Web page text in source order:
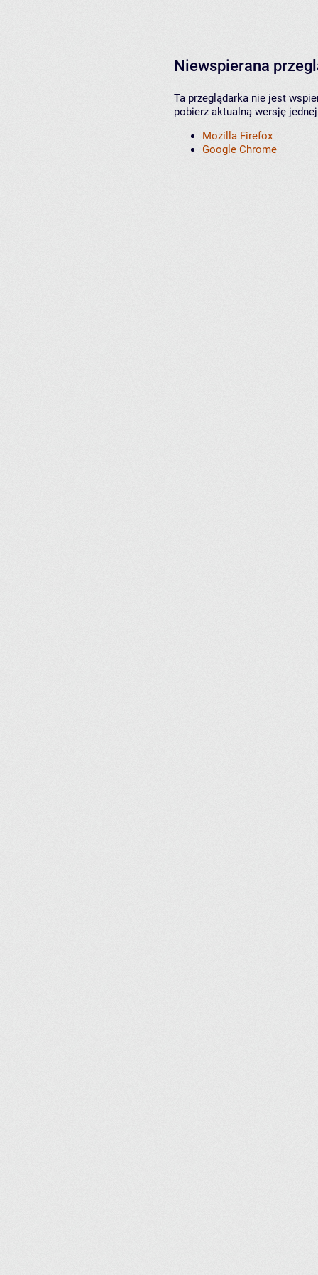
Niewspierana
Ta przeglądarka nie jest
pobierz aktualną wersję
Mozilla Firefox
Google Chrome